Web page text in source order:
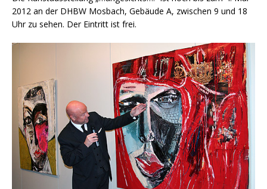
2012 an der DHBW Mosbach, Gebäude A, zwischen 9 und 18
Uhr zu sehen. Der Eintritt ist frei.